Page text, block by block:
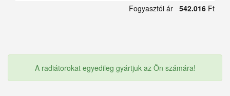
Fogyasztói ár 542.016 Ft
A radiátorokat egyedileg gyártjuk az Ön számára!